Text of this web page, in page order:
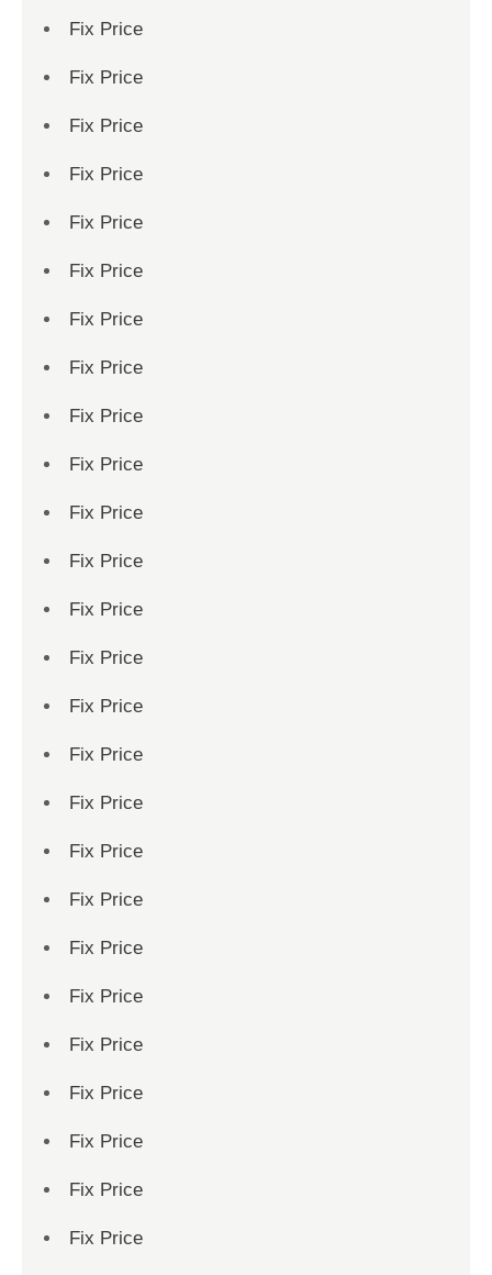
Fix Price
Fix Price
Fix Price
Fix Price
Fix Price
Fix Price
Fix Price
Fix Price
Fix Price
Fix Price
Fix Price
Fix Price
Fix Price
Fix Price
Fix Price
Fix Price
Fix Price
Fix Price
Fix Price
Fix Price
Fix Price
Fix Price
Fix Price
Fix Price
Fix Price
Fix Price